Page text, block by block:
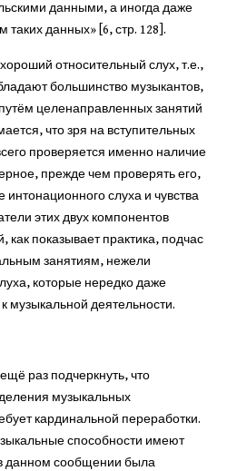
данными, а иногда даже
таких данных» [6, стр. 128].
относительный слух, т.е.,
большинство музыкантов,
целенаправленных занятий
что зря на вступительных
проверяется именно наличие
прежде чем проверять его,
слуха и чувства
этих двух компонентов
как показывает практика, подчас
занятиям, нежели
которые нередко даже
музыкальной деятельности.
раз подчеркнуть, что
музыкальных
кардинальной переработки.
способности имеют
в данном сообщении была